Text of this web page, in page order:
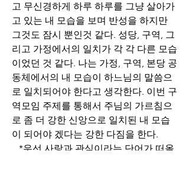
고 무신경하게 하루 하루를 그냥 살아가
고 있는 내 모습을 보며 반성을 하지만
그것도 잠시 뿐인것 같다. 성당, 구역, 그
리고 가정에서의 일치가 각 각 다른 모습
이었던 것 같다. 나는 가정, 구역, 본당 공
동체에서의 내 모습이 하느님의 말씀으
로 일치되어야 한다고 생각한다. 이번 구
역모임 주제를 통해서 주님의 가르침으
로 좀 더 강한 신앙으로 일치된 내 모습
이 되어야 겠다는 강한 다짐을 한다.